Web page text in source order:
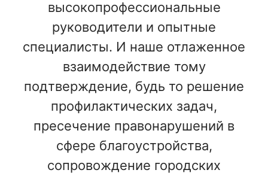
высокопрофессиональные
руководители и опытные
специалисты. И наше отлаженное
взаимодействие тому
подтверждение, будь то решение
профилактических задач,
пресечение правонарушений в
сфере благоустройства,
сопровождение городских